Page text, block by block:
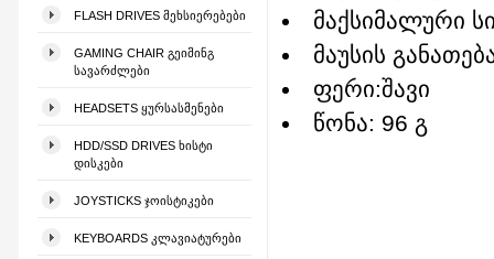
FLASH DRIVES ᲛᲔᲮᲡᲘᲔᲠᲔᲑᲔᲑᲘ
GAMING CHAIR ᲒᲔᲘᲛᲘᲜᲒ
ᲡᲐᲕᲐᲠᲫᲚᲔᲑᲘ
HEADSETS ᲧᲣᲠᲡᲐᲡᲛᲔᲜᲔᲑᲘ
HDD/SSD DRIVES ᲮᲘᲡᲢᲘ
ᲓᲘᲡᲙᲔᲑᲘ
JOYSTICKS ᲯᲝᲘᲡᲢᲘᲙᲔᲑᲘ
KEYBOARDS ᲙᲚᲐᲕᲘᲐᲢᲣᲠᲔᲑᲘ
მაქსიმალური
მაუსის
ფერი:შავი
წონა: 96 გ